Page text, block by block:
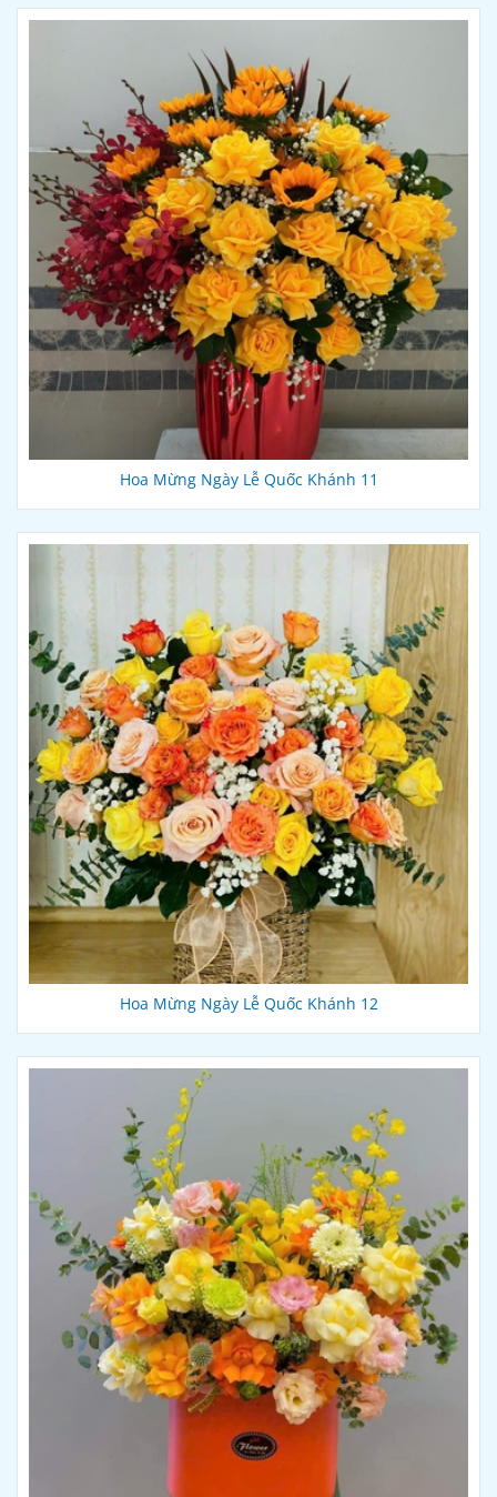
Hoa Mừng Ngày Lễ Quốc Khánh 11
Hoa Mừng Ngày Lễ Quốc Khánh 12